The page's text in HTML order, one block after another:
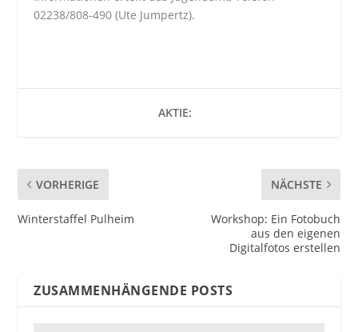
02238/808-490 (Ute Jumpertz).
AKTIE:
VORHERIGE
Winterstaffel Pulheim
NÄCHSTE
Workshop: Ein Fotobuch
aus den eigenen
Digitalfotos erstellen
ZUSAMMENHÄNGENDE POSTS